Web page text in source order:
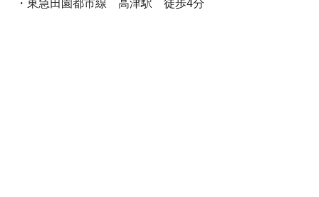
・東急田園都市線 高津駅 徒歩4分